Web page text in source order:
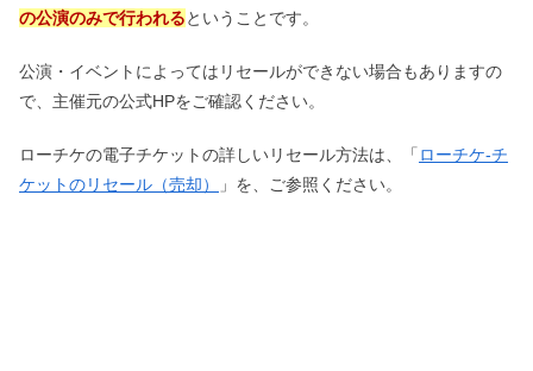
の公演のみで行われるということです。
公演・イベントによってはリセールができない場合もありますの
で、主催元の公式HPをご確認ください。
ローチケの電子チケットの詳しいリセール方法は、「ローチケ‐チ
ケットのリセール（売却）
」を、ご参照ください。